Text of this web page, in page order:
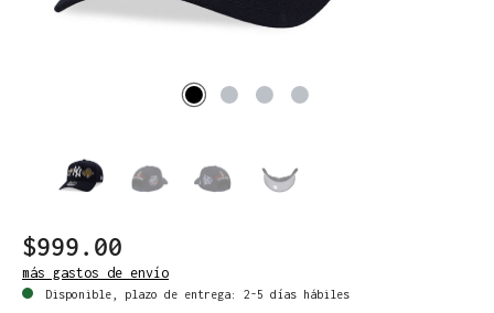
$999.00
más gastos de envío
Disponible, plazo de entrega: 2-5 días hábiles